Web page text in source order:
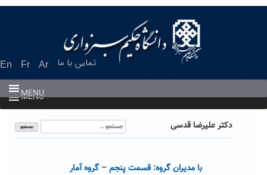
En Fr Ar تماس با ما
MENU
MENU
دکتر علیرضا قدسی
جستجو
برای:
با مدیران گروه: قسمت پنجم – گروه آمار